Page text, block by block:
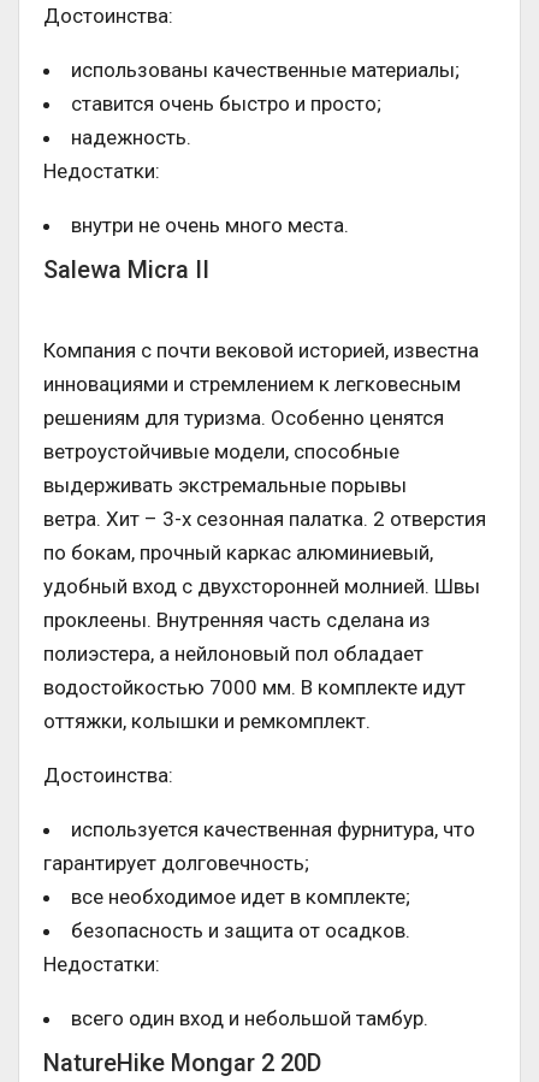
Достоинства:
использованы качественные материалы;
ставится очень быстро и просто;
надежность.
Недостатки:
внутри не очень много места.
Salewa Micra II
Компания с почти вековой историей, известна
инновациями и стремлением к легковесным
решениям для туризма. Особенно ценятся
ветроустойчивые модели, способные
выдерживать экстремальные порывы
ветра. Хит – 3-х сезонная палатка. 2 отверстия
по бокам, прочный каркас алюминиевый,
удобный вход с двухсторонней молнией. Швы
проклеены. Внутренняя часть сделана из
полиэстера, а нейлоновый пол обладает
водостойкостью 7000 мм. В комплекте идут
оттяжки, колышки и ремкомплект.
Достоинства:
используется качественная фурнитура, что
гарантирует долговечность;
все необходимое идет в комплекте;
безопасность и защита от осадков.
Недостатки:
всего один вход и небольшой тамбур.
NatureHike Mongar 2 20D